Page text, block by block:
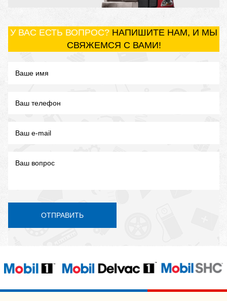
У ВАС ЕСТЬ ВОПРОС? НАПИШИТЕ НАМ, И МЫ
СВЯЖЕМСЯ С ВАМИ!
ОТПРАВИТЬ